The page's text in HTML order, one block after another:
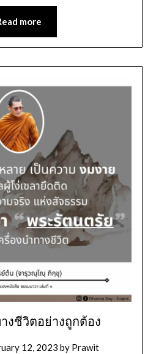
more
งชีวิตอย่างถูกต้อง
12, 2023 by Prawit